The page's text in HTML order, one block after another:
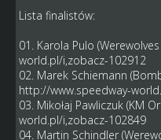
Lista finalistów:
01. Karola Pulo (Werewolves
world.pl/i,zobacz-102912
02. Marek Schiemann
http://www.speedway-
03. Mikołaj Pawliczuk (KM
world.pl/i,zobacz-102849
04. Martin Schindler